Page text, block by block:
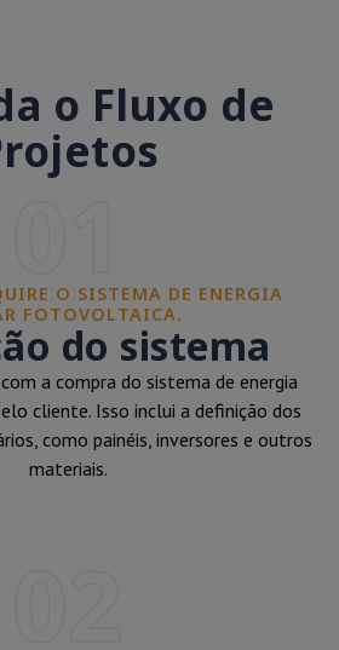
o Fluxo de
O SISTEMA DE ENERGIA
FOTOVOLTAICA.
do sistema
a compra do sistema de energia
cliente. Isso inclui a definição dos
como painéis, inversores e outros
materiais.